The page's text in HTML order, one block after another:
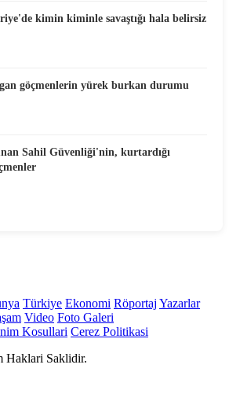
kimin kiminle savaştığı hala belirsiz
göçmenlerin yürek burkan durumu
Sahil Güvenliği'nin, kurtardığı
Türkiye Ekonomi Röportaj Yazarlar
Video Foto Galeri
Kosullari Cerez Politikasi
Haklari Saklidir.